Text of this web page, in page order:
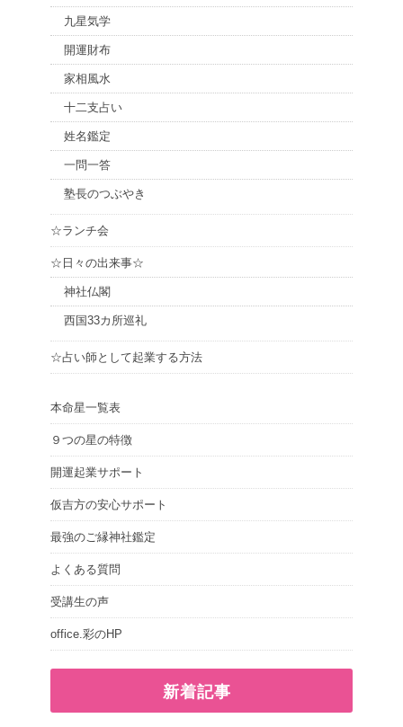
九星気学
開運財布
家相風水
十二支占い
姓名鑑定
一問一答
塾長のつぶやき
☆ランチ会
☆日々の出来事☆
神社仏閣
西国33カ所巡礼
☆占い師として起業する方法
本命星一覧表
９つの星の特徴
開運起業サポート
仮吉方の安心サポート
最強のご縁神社鑑定
よくある質問
受講生の声
office.彩のHP
新着記事